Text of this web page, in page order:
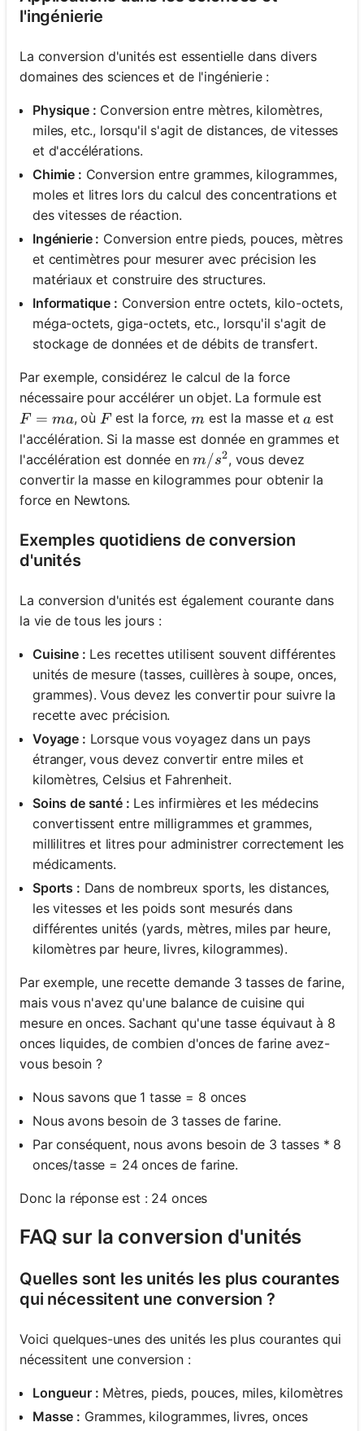
l'ingénierie
La conversion d'unités est essentielle dans divers
domaines des sciences et de l'ingénierie :
Physique : Conversion entre mètres, kilomètres,
miles, etc., lorsqu'il s'agit de distances, de vitesses
et d'accélérations.
Chimie : Conversion entre grammes, kilogrammes,
moles et litres lors du calcul des concentrations et
des vitesses de réaction.
Ingénierie : Conversion entre pieds, pouces, mètres
et centimètres pour mesurer avec précision les
matériaux et construire des structures.
Informatique : Conversion entre octets, kilo-octets,
méga-octets, giga-octets, etc., lorsqu'il s'agit de
stockage de données et de débits de transfert.
Par exemple, considérez le calcul de la force
nécessaire pour accélérer un objet. La formule est
F=ma
F = ma, où F
Fest la force,m
m est la masse eta
a est
l'accélération. Si la masse est donnée en grammes et
l'accélération est donnée enm/s^2
m/s2, vous devez
convertir la masse en kilogrammes pour obtenir la
force en Newtons.
Exemples quotidiens de conversion
d'unités
La conversion d'unités est également courante dans
la vie de tous les jours :
Cuisine : Les recettes utilisent souvent différentes
unités de mesure (tasses, cuillères à soupe, onces,
grammes). Vous devez les convertir pour suivre la
recette avec précision.
Voyage : Lorsque vous voyagez dans un pays
étranger, vous devez convertir entre miles et
kilomètres, Celsius et Fahrenheit.
Soins de santé : Les infirmières et les médecins
convertissent entre milligrammes et grammes,
millilitres et litres pour administrer correctement les
médicaments.
Sports : Dans de nombreux sports, les distances,
les vitesses et les poids sont mesurés dans
différentes unités (yards, mètres, miles par heure,
kilomètres par heure, livres, kilogrammes).
Par exemple, une recette demande 3 tasses de farine,
mais vous n'avez qu'une balance de cuisine qui
mesure en onces. Sachant qu'une tasse équivaut à 8
onces liquides, de combien d'onces de farine avez-
vous besoin ?
Nous savons que 1 tasse = 8 onces
Nous avons besoin de 3 tasses de farine.
Par conséquent, nous avons besoin de 3 tasses * 8
onces/tasse = 24 onces de farine.
Donc la réponse est : 24 onces
FAQ sur la conversion d'unités
Quelles sont les unités les plus courantes
qui nécessitent une conversion ?
Voici quelques-unes des unités les plus courantes qui
nécessitent une conversion :
Longueur : Mètres, pieds, pouces, miles, kilomètres
Masse : Grammes, kilogrammes, livres, onces